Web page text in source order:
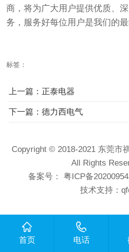
商，将为广大用户提供优质、
务，服务好每位用户是我们的最
标签：
上一篇：正泰电器
下一篇：德力西电气
Copyright © 2018-2021 东莞市
All Rights
备案号： 粤ICP备
技术支持：
首页 电话